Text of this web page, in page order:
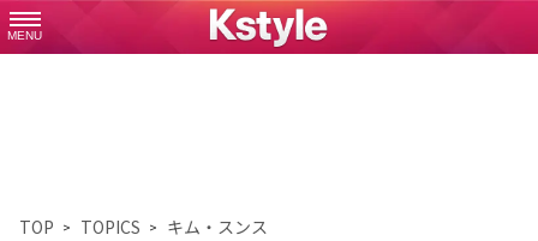
MENU
TOP TOPICS キム・スンス